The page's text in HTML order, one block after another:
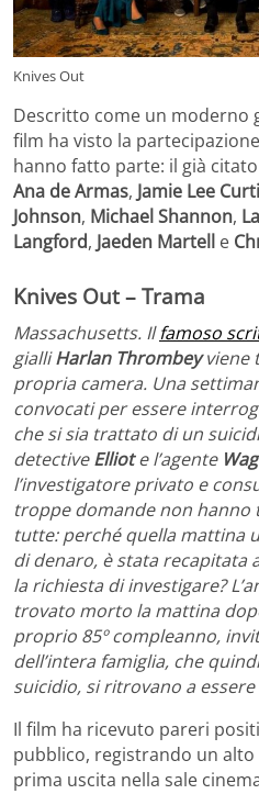
Knives Out
Descritto come un moderno
film ha visto la
hanno fatto parte: il già citato
Ana de Armas, Jamie Lee
Johnson, Michael Shannon,
Langford, Jaeden Martell e
Knives Out – Trama
Massachusetts. Ilfamoso
gialliHarlan Thrombeyviene
propria camera. Una
convocati per essere
che si sia trattato di un
detectiveElliote l’agente
l’investigatore privato e
troppe domande non
tutte: perché quella mattina
di denaro, è stata recapitata
la richiesta di investigare?
trovato morto la mattina
proprio 85º compleanno,
dell’intera famiglia, che
suicidio, si ritrovano a
Il film ha ricevuto pareri
pubblico, registrando un
prima uscita nella sale